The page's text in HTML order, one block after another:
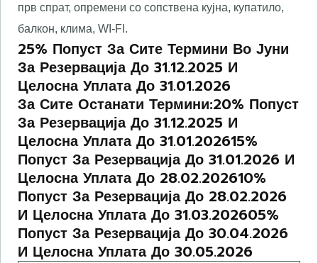
прв спрат, опремени со сопствена кујна, купатило,
балкон, клима, WI-FI.
25% Попуст За Сите Термини Во Јуни
За Резервација До 31.12.2025 И
Целосна Уплата До 31.01.2026
За Сите Останати Термини:20% Попуст
За Резервација До 31.12.2025 И
Целосна Уплата До 31.01.202615%
Попуст За Резервација До 31.01.2026 И
Целосна Уплата До 28.02.202610%
Попуст За Резервација До 28.02.2026
И Целосна Уплата До 31.03.202605%
Попуст За Резервација До 30.04.2026
И Целосна Уплата До 30.05.2026